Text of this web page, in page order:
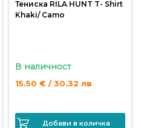
Тениска RILA HUNT T- Shirt
Khaki/ Camo
В наличност
15.50 € / 30.32 лв
Добави в количка